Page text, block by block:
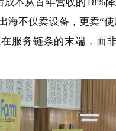
海不仅卖设备，更卖“
服务链条的末端，而